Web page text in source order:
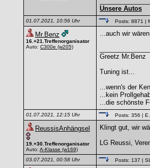
Unsere Autos
01.07.2021, 10:56 Uhr Posts: 8871 |
Mr.Benz
16.+21.Treffenorganisator
Auto: C300e (w205)
...auch wir
Greetz Mr.Benz
Tuning ist...
...wenn's der
...kein
...die schönste
01.07.2021, 12:15 Uhr Posts: 356 | E
ReussisAnhängsel
19.+30.Treffenorganisator
Auto: A-Klasse (w169)
Klingt gut, wir
LG Reussi,
03.07.2021, 00:58 Uhr Posts: 137 |